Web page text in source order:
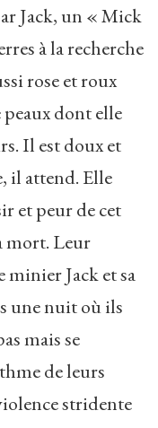
Jack, un « Mick
à la recherche
rose et roux
peaux dont elle
Il est doux et
il attend. Elle
et peur de cet
mort. Leur
minier Jack et sa
une nuit où ils
mais se
de leurs
stridente